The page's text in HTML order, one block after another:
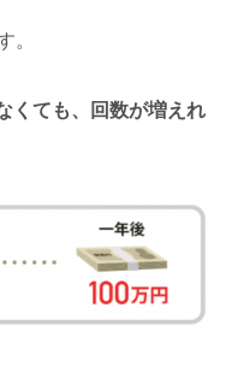
。
くても、回数が増えれ